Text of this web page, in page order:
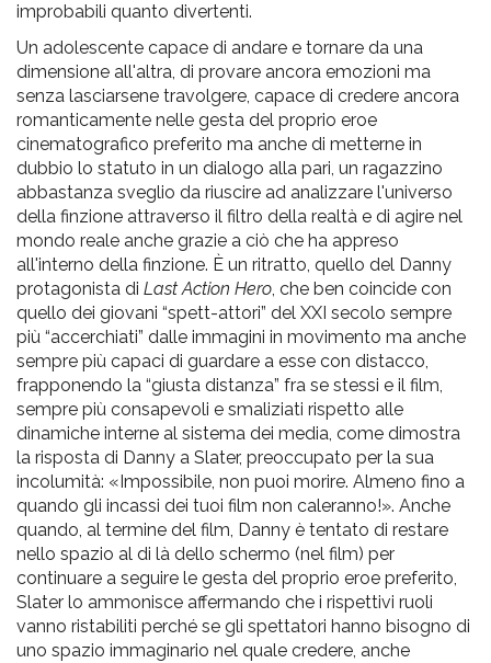
improbabili quanto divertenti.
Un adolescente capace di andare e tornare da una
dimensione all'altra, di provare ancora emozioni ma
senza lasciarsene travolgere, capace di credere ancora
romanticamente nelle gesta del proprio eroe
cinematografico preferito ma anche di metterne in
dubbio lo statuto in un dialogo alla pari, un ragazzino
abbastanza sveglio da riuscire ad analizzare l'universo
della finzione attraverso il filtro della realtà e di agire nel
mondo reale anche grazie a ciò che ha appreso
all'interno della finzione. È un ritratto, quello del Danny
protagonista di Last Action Hero, che ben coincide con
quello dei giovani “spett-attori” del XXI secolo sempre
più “accerchiati” dalle immagini in movimento ma anche
sempre più capaci di guardare a esse con distacco,
frapponendo la “giusta distanza” fra se stessi e il film,
sempre più consapevoli e smaliziati rispetto alle
dinamiche interne al sistema dei media, come dimostra
la risposta di Danny a Slater, preoccupato per la sua
incolumità: «Impossibile, non puoi morire. Almeno fino a
quando gli incassi dei tuoi film non caleranno!». Anche
quando, al termine del film, Danny è tentato di restare
nello spazio al di là dello schermo (nel film) per
continuare a seguire le gesta del proprio eroe preferito,
Slater lo ammonisce affermando che i rispettivi ruoli
vanno ristabiliti perché se gli spettatori hanno bisogno di
uno spazio immaginario nel quale credere, anche